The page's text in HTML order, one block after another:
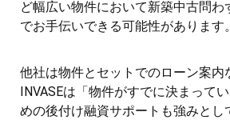
ど幅広い物件において新築中古問わ
でお手伝いできる可能性があります。
他社は物件とセットでのローン案内
INVASEは「物件がすでに決まって
めの後付け融資サポートも強みとし